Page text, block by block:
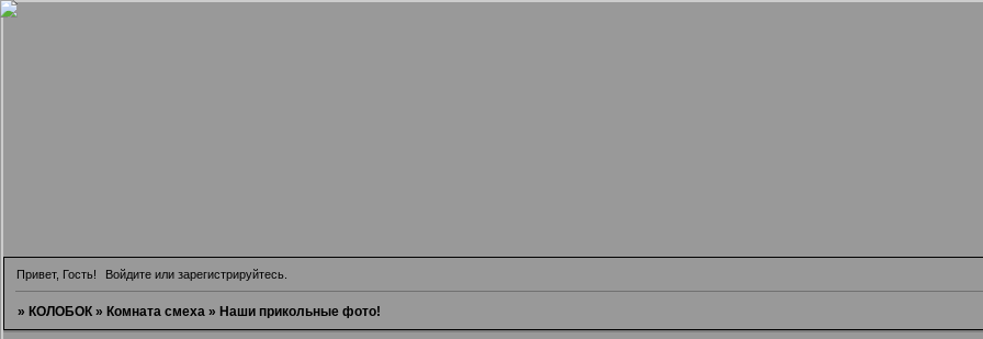
Привет, Гость! Войдите илизарегистрируйтесь
» КОЛОБОК » Комната смеха » Наши прикольные фото!